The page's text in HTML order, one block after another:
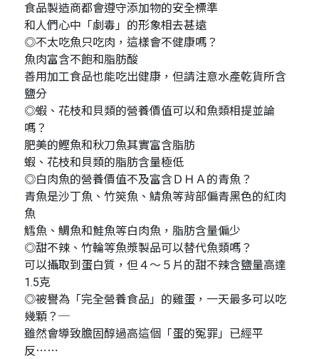
食品製造商都會遵守添加物的安全標準
和人們心中「劇毒」的形象相去甚遠
◎不太吃魚只吃肉，這樣會不健康嗎？
魚肉富含不飽和脂肪酸
善用加工食品也能吃出健康，但請注意水產乾貨所含
鹽分
◎蝦、花枝和貝類的營養價值可以和魚類相提並論
嗎？
肥美的鰹魚和秋刀魚其實富含脂肪
蝦、花枝和貝類的脂肪含量極低
◎白肉魚的營養價值不及富含ＤＨＡ的青魚？
青魚是沙丁魚、竹筴魚、鯖魚等背部偏青黑色的紅肉
魚
鱈魚、鯛魚和鮭魚等白肉魚，脂肪含量偏少
◎甜不辣、竹輪等魚漿製品可以替代魚類嗎？
可以攝取到蛋白質，但４～５片的甜不辣含鹽量高達
1.5克
◎被譽為「完全營養食品」的雞蛋，一天最多可以吃
幾顆？─
雖然會導致膽固醇過高這個「蛋的冤罪」已經平
反⋯⋯